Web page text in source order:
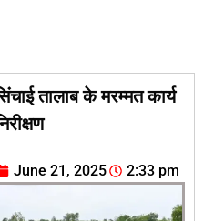
तालाब के मरम्मत कार्य
June 21, 2025 2:33 pm